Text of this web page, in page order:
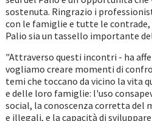
sostenuta. Ringrazio i
con le famiglie e tutte le
Palio sia un tassello importante
"Attraverso questi incontri - ha
vogliamo creare momenti di
temi che toccano da vicino la vita
e delle loro famiglie: l'uso
social, la conoscenza corretta del
e illegali, e la capacità di